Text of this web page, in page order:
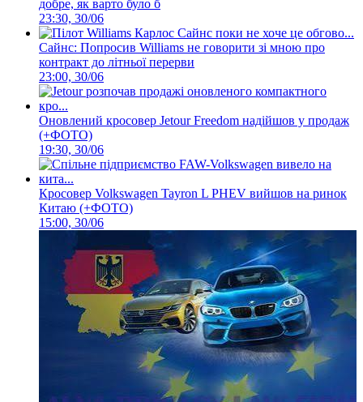
добре, як варто було б
23:30, 30/06
Сайнс: Попросив Williams не говорити зі мною про
контракт до літньої перерви
23:00, 30/06
Оновлений кросовер Jetour Freedom надійшов у продаж
(+ФОТО)
19:30, 30/06
Кросовер Volkswagen Tayron L PHEV вийшов на ринок
Китаю (+ФОТО)
15:00, 30/06